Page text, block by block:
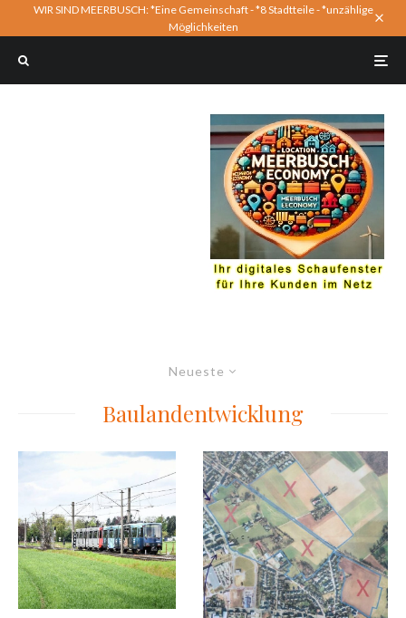
WIR SIND MEERBUSCH: *Eine Gemeinschaft - *8 Stadtteile - *unzählige
Möglichkeiten
Neueste
Baulandentwicklung